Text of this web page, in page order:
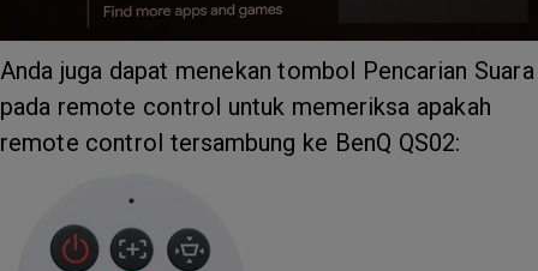
Anda juga dapat menekan tombol Pencarian Suara
pada remote control untuk memeriksa apakah
remote control tersambung ke BenQ QS02: